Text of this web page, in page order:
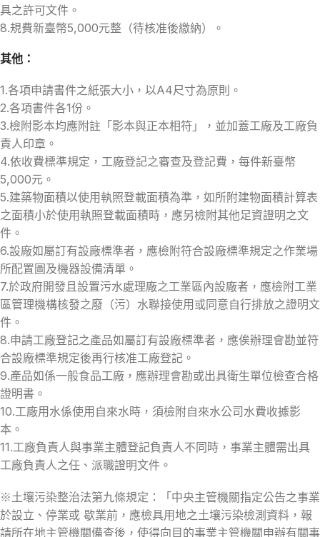
具之許可文件。
8.規費新臺幣5,000元整（待核准後繳納）。
其他：
1.各項申請書件之紙張大小，以A4尺寸為原則。
2.各項書件各1份。
3.檢附影本均應附註「影本與正本相符」，並加蓋工廠及工廠負
責人印章。
4.依收費標準規定，工廠登記之審查及登記費，每件新臺幣
5,000元。
5.建築物面積以使用執照登載面積為準，如所附建物面積計算表
之面積小於使用執照登載面積時，應另檢附其他足資證明之文
件。
6.設廠如屬訂有設廠標準者，應檢附符合設廠標準規定之作業場
所配置圖及機器設備清單。
7.於政府開發且設置污水處理廠之工業區內設廠者，應檢附工業
區管理機構核發之廢（污）水聯接使用或同意自行排放之證明文
件。
8.申請工廠登記之產品如屬訂有設廠標準者，應俟辦理會勘並符
合設廠標準規定後再行核准工廠登記。
9.產品如係一般食品工廠，應辦理會勘或出具衛生單位檢查合格
證明書。
10.工廠用水係使用自來水時，須檢附自來水公司水費收據影
本。
11.工廠負責人與事業主體登記負責人不同時，事業主體需出具
工廠負責人之任、派職證明文件。
※土壤污染整治法第九條規定：「中央主管機關指定公告之事業
於設立、停業或 歇業前，應檢具用地之土壤污染檢測資料，報
請所在地主管機關備查後，使得向目的事業主管機關申辦有關事